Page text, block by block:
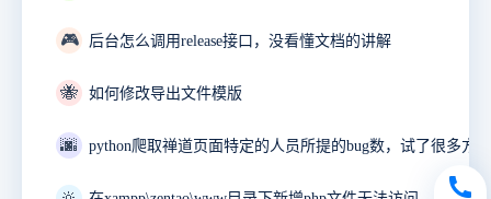
🎮 后台怎么调用release接口，没看懂文档的讲解
🐝 如何修改导出文件模版
🌆